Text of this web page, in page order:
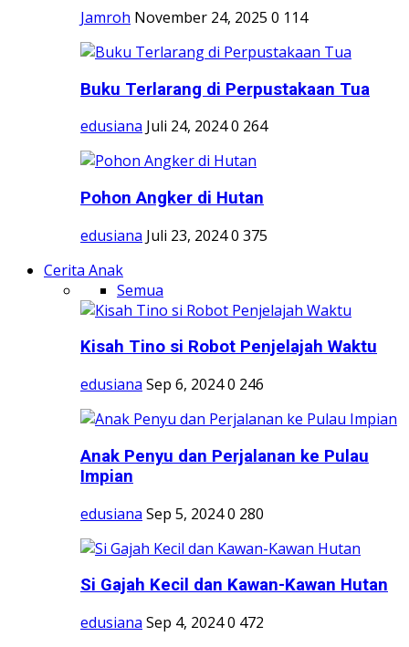
Jamroh November 24, 2025 0 114
Buku Terlarang di Perpustakaan Tua
edusiana Juli 24, 20240 264
Pohon Angker di Hutan
edusiana Juli 23, 20240 375
Cerita Anak
Semua
Kisah Tino si Robot Penjelajah Waktu
edusiana Sep 6, 20240 246
Anak Penyu dan Perjalanan ke Pulau
Impian
edusiana Sep 5, 20240 280
Si Gajah Kecil dan Kawan-Kawan Hutan
edusiana Sep 4, 20240 472